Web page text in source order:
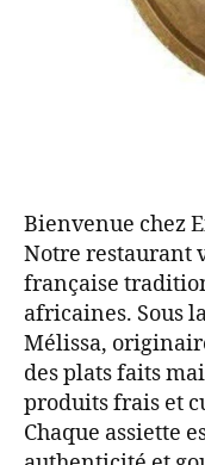
Bienvenue chez
Notre restaurant
française
africaines. Sous
Mélissa,
des plats faits
produits frais et
Chaque assiette